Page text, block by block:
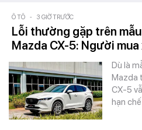
Ô TÔ - 3 GIỜ TRƯỚC
Lỗi thường gặp trên
Mazda CX-5: Người
Dù là
Mazda
CX-5
hạn